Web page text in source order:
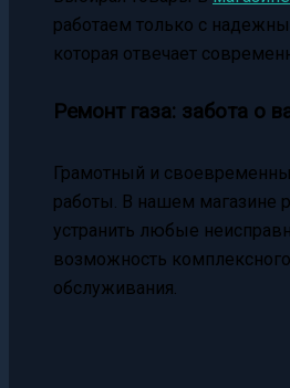
работаем только с
которая отвечает
Ремонт газа: забота о
Грамотный и
работы. В нашем магазине
устранить любые
возможность
обслуживания.